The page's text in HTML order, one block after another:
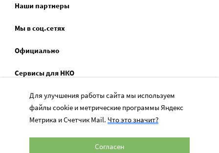
Наши партнеры
Мы в соц.сетях
Официально
Сервисы для НКО
Спецпроекты
Социальное служение
Для улучшения работы сайта мы используем
файлы cookie и метрические программы Яндекс
Метрика и Счетчик Mail. Что это значит?
Согласен